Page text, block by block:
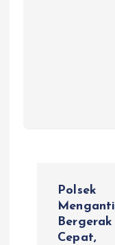
Polsek
Menganti
Bergerak
Cepat,